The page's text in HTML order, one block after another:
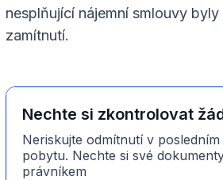
nesplňující nájemní smlouvy
zamítnutí.
Nechte si zkontrolovat
Neriskujte odmítnutí v
pobytu. Nechte si své
právníkem